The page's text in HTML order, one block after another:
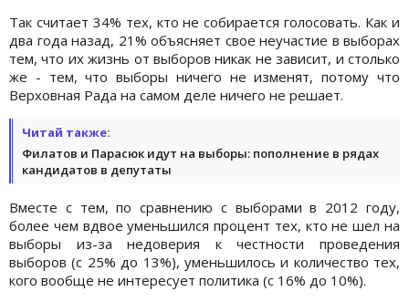
Так считает 34% тех, кто не собирается голосовать. Как и
два года назад, 21% объясняет свое неучастие в выборах
тем, что их жизнь от выборов никак не зависит, и столько
же - тем, что выборы ничего не изменят, потому что
Верховная Рада на самом деле ничего не решает.
Читай также:
Филатов и Парасюк идут на выборы: пополнение в рядах
кандидатов в депутаты
Вместе с тем, по сравнению с выборами в 2012 году,
более чем вдвое уменьшился процент тех, кто не шел на
выборы из-за недоверия к честности проведения
выборов (с 25% до 13%), уменьшилось и количество тех,
кого вообще не интересует политика (с 16% до 10%).